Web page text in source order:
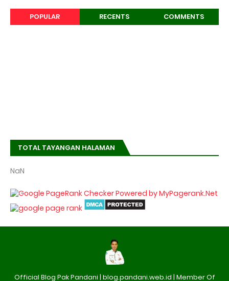
POPULAR RECENTS COMMENTS
TOTAL TAYANGAN HALAMAN
NaN
Official Blog Pak Pandani | blog.pandani.web.id | Member Of